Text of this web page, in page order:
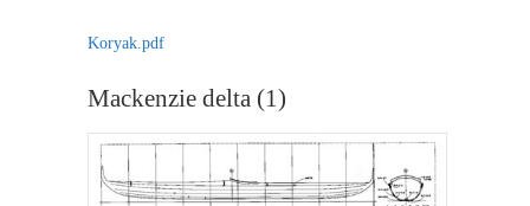
Koryak.pdf
Mackenzie delta (1)